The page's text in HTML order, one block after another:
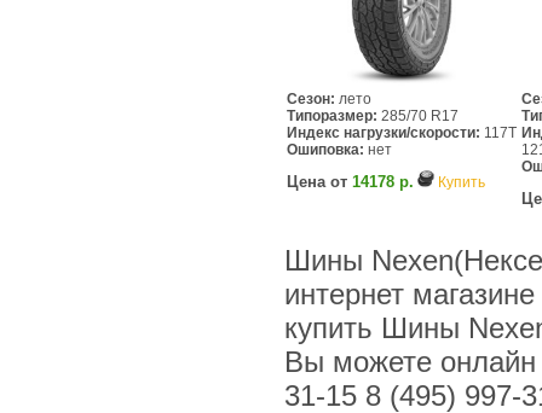
Сезон: лето
Типоразмер: 285/70 R17
Индекс нагрузки/скорости: 117T
Ошиповка: нет
Цена от 14178 р. Купить
Шины
интернет
купить Шины
Вы можете онлайн
31-15 8 (495) 997-